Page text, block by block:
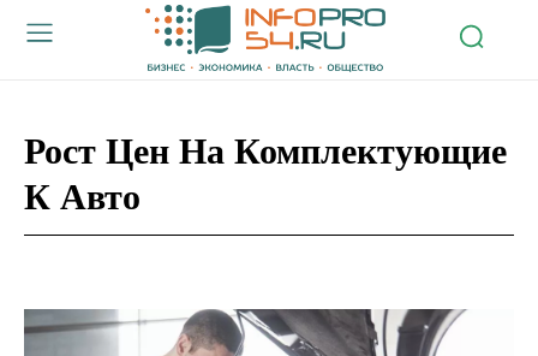
Рост Цен На Комплектующие
К Авто